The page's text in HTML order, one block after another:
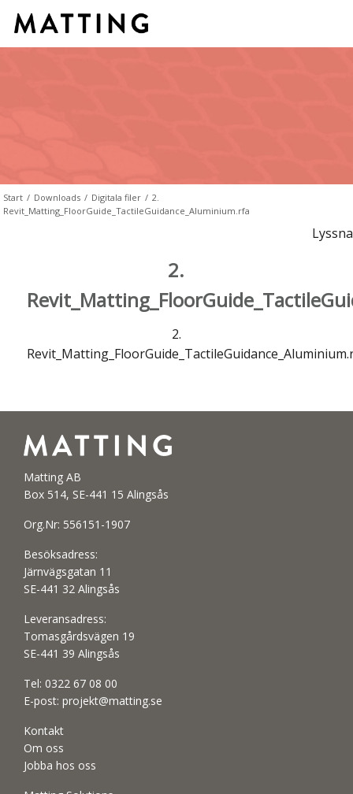
Start / Downloads / Digitala filer / 2.
Revit_Matting_FloorGuide_TactileGuidance_Aluminium.rfa
Lyssna
2.
2.
Matting AB
Box 514, SE-441 15 Alingsås
Org.Nr: 556151-1907
Besöksadress:
Järnvägsgatan 11
SE-441 32 Alingsås
Leveransadress:
Tomasgårdsvägen 19
SE-441 39 Alingsås
Tel: 0322 67 08 00
E-post: projekt@matting.se
Kontakt
Om oss
Jobba hos oss